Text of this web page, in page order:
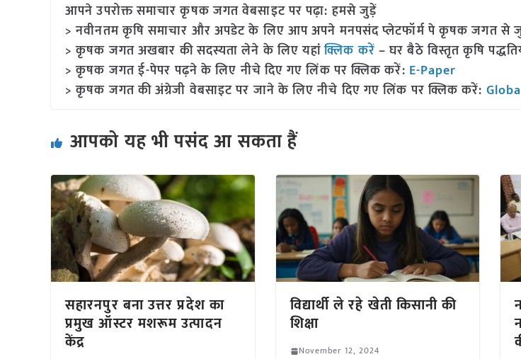
आपने उपरोक्त समाचार कृषक जगत वेबसाइट पर पढ़ा: हमसे जुड़ें
> नवीनतम कृषि समाचार और अपडेट के लिए आप अपने मनपसंद प्लेटफॉर्म पे कृषक जगत से
> कृषक जगत अखबार की सदस्यता लेने के लिए यहांक्लिक करें – घर बैठे विस्तृत कृषि
> कृषक जगत ई-पेपर पढ़ने के लिए नीचे दिए गए लिंक पर क्लिक करें: E-Paper
> कृषक जगत की अंग्रेजी वेबसाइट पर जाने के लिए नीचे दिए गए लिंक पर क्लिक करें:
आपको यह भी पसंद आ सकता हैं
सहारनपुर बना उत्तर प्रदेश का
प्रमुख ऑस्टर मशरूम उत्पादन
केंद्र
विद्यार्थी ले रहे खेती किसानी की
शिक्षा
November 12, 2024